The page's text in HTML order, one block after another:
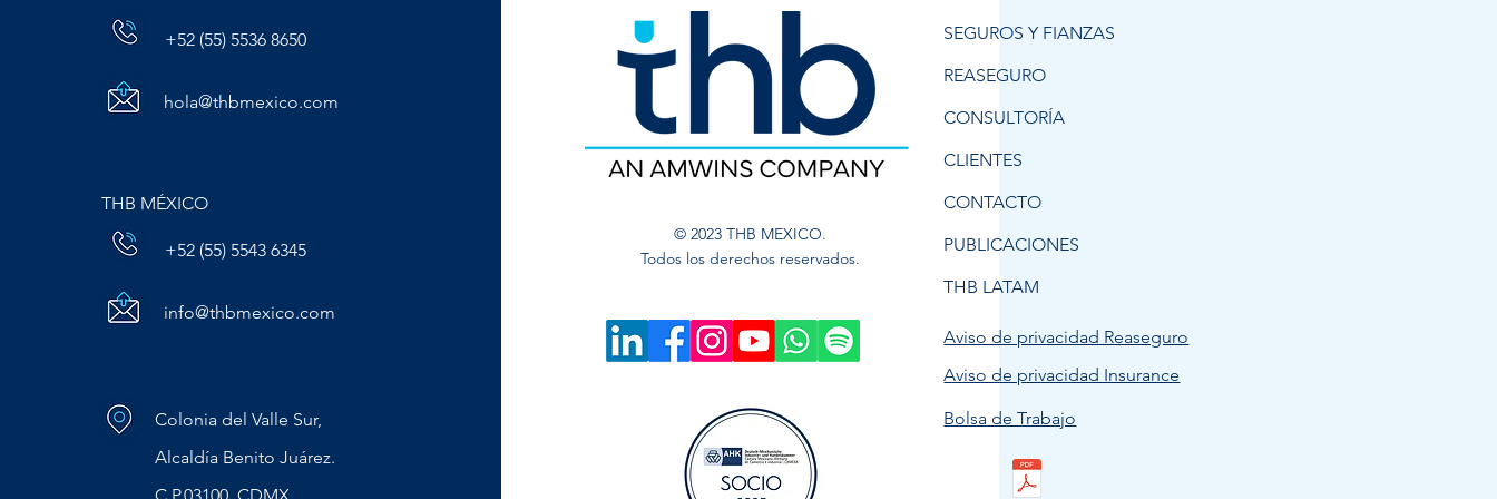
+52 (55) 5536 8650
hola@thbmexico.com
THB MÉXICO
+52 (55) 5543 6345
info@thbmexico.com
Colonia del Valle Sur,
Alcaldía Benito Juárez.
© 2023 THB MEXICO.
Todos los derechos reservados.
SEGUROS Y FIANZAS
REASEGURO
CONSULTORÍA
CLIENTES
CONTACTO
PUBLICACIONES
THB LATAM
Aviso de privacidad Reaseguro
Aviso de privacidad Insurance
Bolsa de Trabajo